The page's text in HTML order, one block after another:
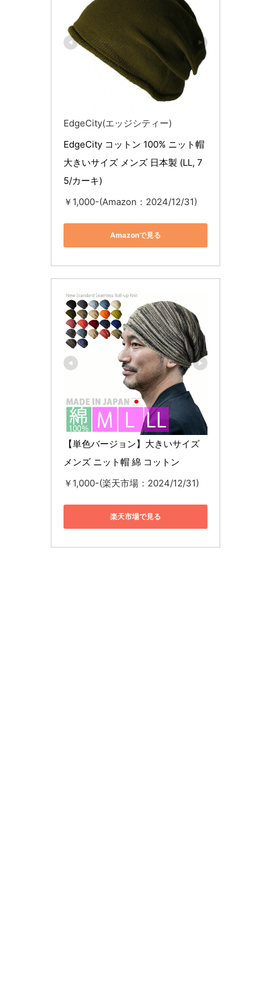
EdgeCity(エッジシティー)
EdgeCity コットン 100% ニット帽
大きいサイズ メンズ 日本製 (LL, 7
5/カーキ)
￥1,000-(Amazon：2024/12/31)
Amazonで見る
【単色バージョン】大きいサイズ
メンズ ニット帽 綿 コットン
￥1,000-(楽天市場：2024/12/31)
楽天市場で見る